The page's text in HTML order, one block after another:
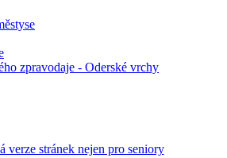
zpravodaje - Oderské vrchy
verze stránek nejen pro seniory